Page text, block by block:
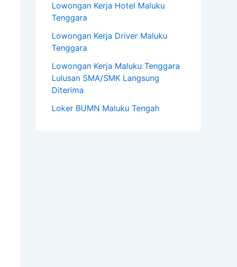
Lowongan Kerja Hotel Maluku
Tenggara
Lowongan Kerja Driver Maluku
Tenggara
Lowongan Kerja Maluku Tenggara
Lulusan SMA/SMK Langsung
Diterima
Loker BUMN Maluku Tengah